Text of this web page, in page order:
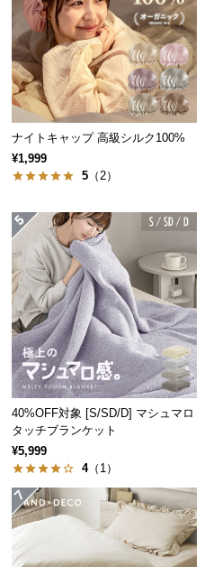
セ
ル
に
つ
い
て
保
証
つ
い
て
会
員
規
約
に
つ
い
て
お
客
ナイトキャップ 高級シルク100%
¥1,999
5 （2）
40%OFF対象 [S/SD/D] マシュマロ
タッチブランケット
¥5,999
4（1）